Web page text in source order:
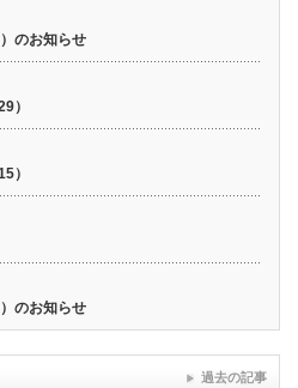
のお知らせ
）
）
のお知らせ
過去の記事